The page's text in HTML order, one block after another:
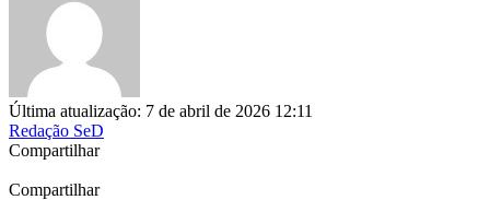
Última atualização: 7 de abril de 2026 12:11
Redação SeD
Compartilhar
Compartilhar